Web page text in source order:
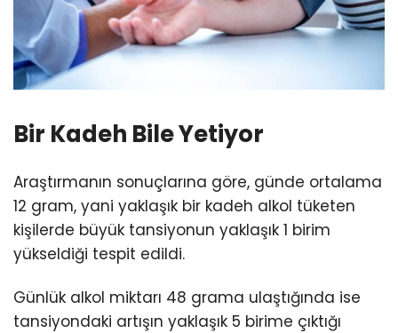
Bir Kadeh Bile Yetiyor
Araştırmanın sonuçlarına göre, günde ortalama
12 gram, yani yaklaşık bir kadeh alkol tüketen
kişilerde büyük tansiyonun yaklaşık 1 birim
yükseldiği tespit edildi.
Günlük alkol miktarı 48 grama ulaştığında ise
tansiyondaki artışın yaklaşık 5 birime çıktığı